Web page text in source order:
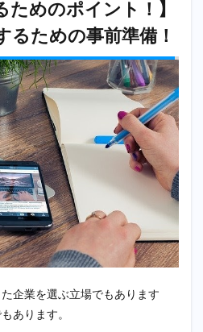
ためのポイント！】
るための事前準備！
企業を選ぶ立場でもあります
あります。